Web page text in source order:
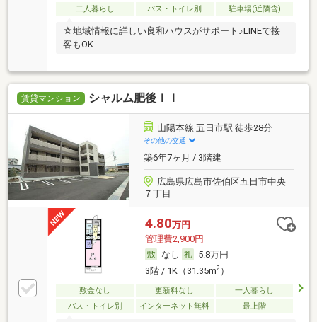
二人暮らし
バス・トイレ別 駐車場(近隣含)
☆地域情報に詳しい良和ハウスがサポート♪LINEで接
客もOK
賃貸マンション シャルム肥後ＩＩ
山陽本線 五日市駅 徒歩28分
その他の交通
築6年7ヶ月 / 3階建
広島県広島市佐伯区五日市中央
７丁目
4.80万円
管理費2,900円
なし
5.8万円
3階 / 1K（31.35m2）
敷金なし 更新料なし
一人暮らし
バス・トイレ別
インターネット無料 最上階